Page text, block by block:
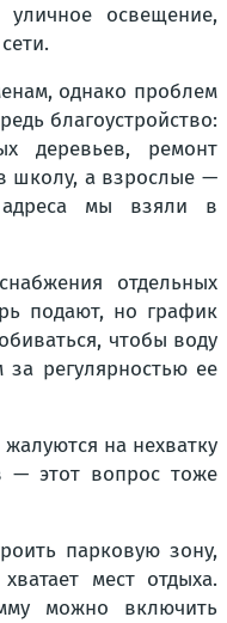
освещение,
однако проблем
благоустройство:
деревьев, ремонт
школу, а взрослые —
мы взяли в
отдельных
подают, но график
чтобы воду
регулярностью ее
на нехватку
— этот вопрос тоже
парковую зону,
мест отдыха.
можно включить